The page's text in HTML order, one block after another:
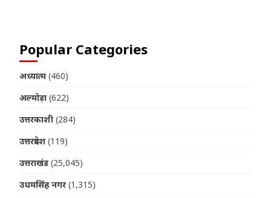
Popular Categories
अध्यात्म (460)
अल्मोड़ा (622)
उत्तरकाशी (284)
उत्तरप्रदेश (119)
उत्तराखंड (25,045)
उधमसिंह नगर (1,315)